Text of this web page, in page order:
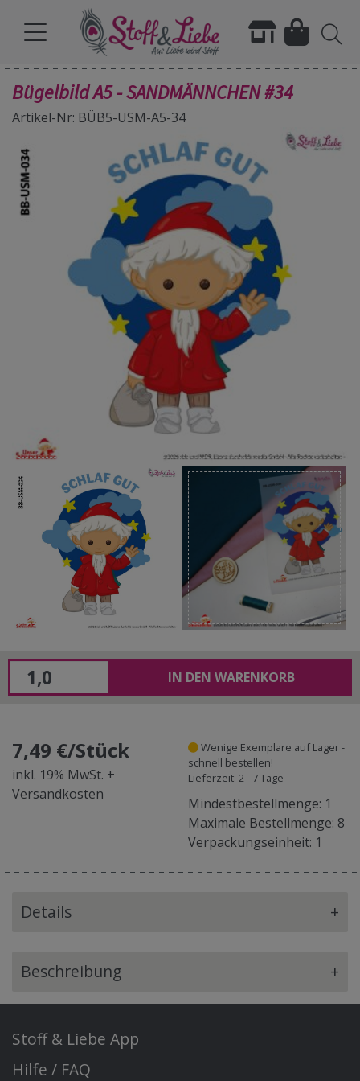
Bügelbild A5 - SANDMÄNNCHEN #34
Artikel-Nr: BÜB5-USM-A5-34
IN DEN WARENKORB
7,49 €/Stück
inkl. 19% MwSt. +
Versandkosten
Wenige Exemplare auf Lager -
schnell bestellen!
Lieferzeit: 2 - 7 Tage
Mindestbestellmenge: 1
Maximale Bestellmenge: 8
Verpackungseinheit: 1
Details +
Beschreibung +
Stoff & Liebe App
Hilfe / FAQ